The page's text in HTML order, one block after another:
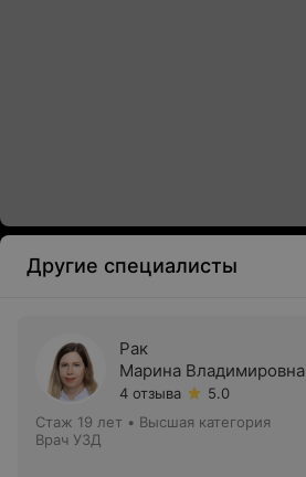
Другие специалисты
Рак
Марина Владимировна
4 отзыва
5.0
Стаж 19 лет • Высшая категория
Врач УЗД